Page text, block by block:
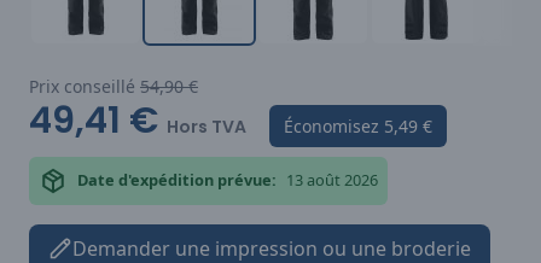
Prix conseillé 54,90 €
49,41 € Hors TVA Économisez 5,49 €
Date d'expédition prévue: 13 août 2026
Demander une impression ou une broderie